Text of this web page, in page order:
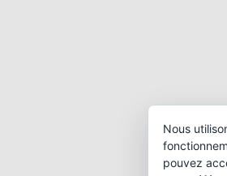
Nous
pouvez